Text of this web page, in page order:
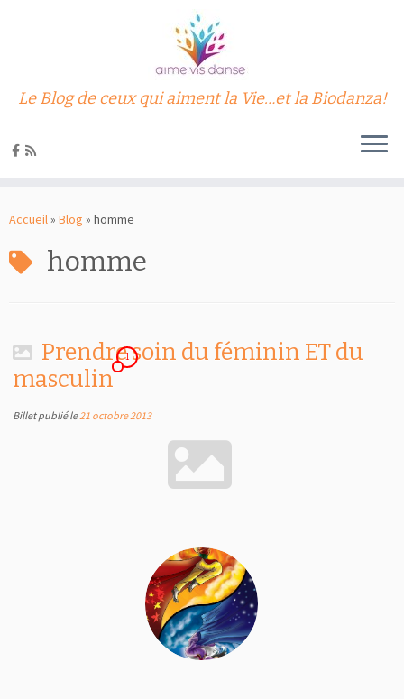
au
Le Blog de ceux qui aiment la Vie…et la Biodanza!
Accueil» Blog » homme
homme
Prendre soin du féminin ET du
masculin
1
Billet publié le21 octobre 2013